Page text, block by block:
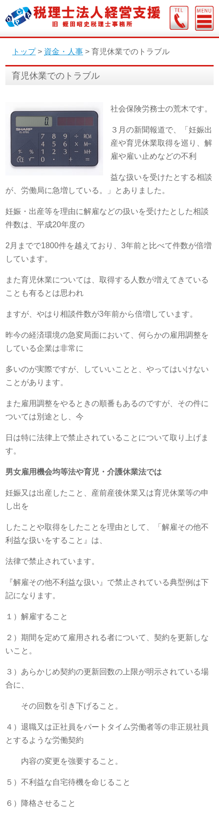
トップ> 資金・人事 > 育児休業でのトラブル
育児休業でのトラブル
社会保険労務士の荒木です。
３月の新聞報道で、「妊娠出
産や育児休業取得を巡り、解
雇や雇い止めなどの不利
益な扱いを受けたとする相談
が、労働局に急増している。」とありました。
妊娠・出産等を理由に解雇などの扱いを受けたとした相談
件数は、平成20年度の
2月までで1800件を越えており、3年前と比べて件数が倍増
しています。
また育児休業については、取得する人数が増えてきている
ことも有るとは思われ
ますが、やはり相談件数が3年前から倍増しています。
昨今の経済環境の急変局面において、何らかの雇用調整を
している企業は非常に
多いのが実際ですが、していいことと、やってはいけない
ことがあります。
また雇用調整をやるときの順番もあるのですが、その件に
ついては別途とし、今
日は特に法律上で禁止されていることについて取り上げま
す。
男女雇用機会均等法や育児・介護休業法では
妊娠又は出産したこと、産前産後休業又は育児休業等の申
し出を
したことや取得をしたことを理由として、「解雇その他不
利益な扱いをすること』は、
法律で禁止されています。
『解雇その他不利益な扱い』で禁止されている典型例は下
記になります。
１）解雇すること
２）期間を定めて雇用される者について、契約を更新しな
いこと。
３）あらかじめ契約の更新回数の上限が明示されている場
合に、
その回数を引き下げること。
４）退職又は正社員をパートタイム労働者等の非正規社員
とするような労働契約
内容の変更を強要すること。
５）不利益な自宅待機を命じること
６）降格させること